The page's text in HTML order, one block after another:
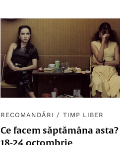
RECOMANDĂRI / TIMP LIBER
Ce facem săptămâna asta?